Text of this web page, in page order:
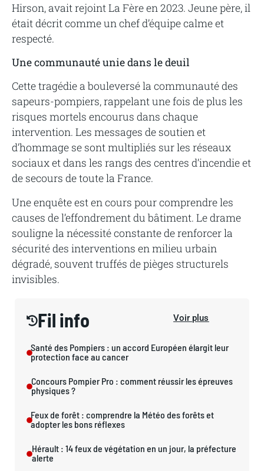
Hirson, avait rejoint La Fère en 2023. Jeune père, il
était décrit comme un chef d’équipe calme et
respecté.
Une communauté unie dans le deuil
Cette tragédie a bouleversé la communauté des
sapeurs-pompiers, rappelant une fois de plus les
risques mortels encourus dans chaque
intervention. Les messages de soutien et
d’hommage se sont multipliés sur les réseaux
sociaux et dans les rangs des centres d’incendie et
de secours de toute la France.
Une enquête est en cours pour comprendre les
causes de l’effondrement du bâtiment. Le drame
souligne la nécessité constante de renforcer la
sécurité des interventions en milieu urbain
dégradé, souvent truffés de pièges structurels
invisibles.
Fil info Voir plus
Santé des Pompiers : un accord Européen élargit leur
protection face au cancer
Concours Pompier Pro : comment réussir les épreuves
physiques ?
Feux de forêt : comprendre la Météo des forêts et
adopter les bons réflexes
Hérault : 14 feux de végétation en un jour, la préfecture
alerte